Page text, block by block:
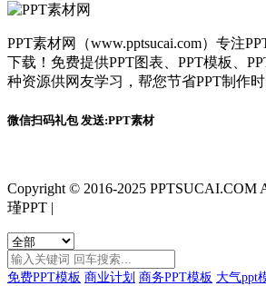
PPT素材网（www.pptsucai.com）专注
下载！免费提供PPT图表、PPT模板、
种资源供网友学习，帮您节省PPT制作时
微信扫码礼包 发送:PPT素材
Copyright © 2016-2025 PPTSUCAI.COM
瑾PPT |
免费PPT模板 商业计划 商务PPT模板 大气ppt